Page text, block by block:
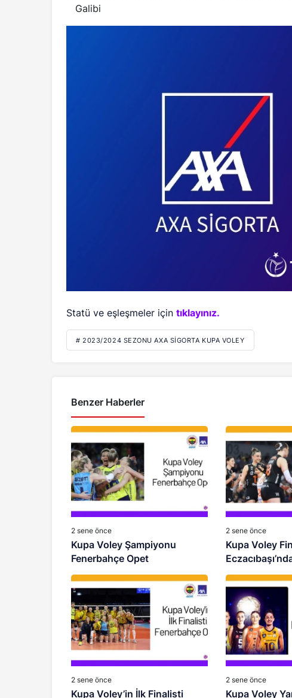
Galibi
Statü ve eşleşmeler içintıklayınız.
# 2023/2024 SEZONU AXA SIGORTA KUPA VOLEY
Benzer Haberler
2 sene önce
Kupa Voley Şampiyonu
Fenerbahçe Opet
2 sene önce
Kupa Voley
2 sene önce
Kupa Voley’in İlk Finalisti
2 sene önce
Kupa Voley